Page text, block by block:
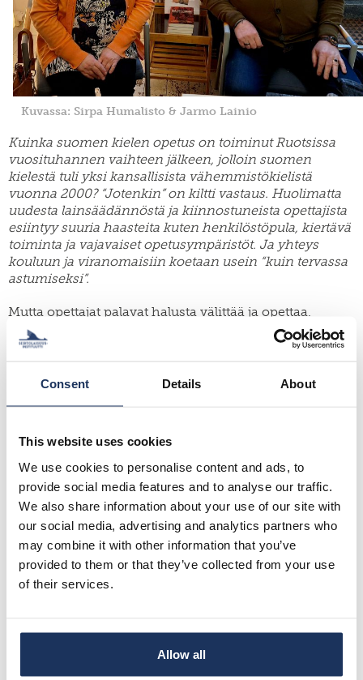
Consent Details About
This website uses cookies
We use cookies to personalise content and ads, to
provide social media features and to analyse our traffic.
We also share information about your use of our site with
our social media, advertising and analytics partners who
may combine it with other information that you’ve
provided to them or that they’ve collected from your use
of their services.
Allow all
Kuvassa: Sirpa Humalisto & Jarmo Lainio
Kuinka suomen kielen opetus on toiminut Ruotsissa
vuosituhannen vaihteen jälkeen, jolloin suomen
kielestä tuli yksi kansallisista vähemmistökielistä
vuonna 2000? “Jotenkin” on kiltti vastaus. Huolimatta
uudesta lainsäädännöstä ja kiinnostuneista opettajista
esiintyy suuria haasteita kuten henkilöstöpula, kiertävä
toiminta ja vajavaiset opetusympäristöt. Ja yhteys
kouluun ja viranomaisiin koetaan usein “kuin tervassa
astumiseksi”.
Mutta opettajat palavat halusta välittää ja opettaa.
Kirjassa
Två steg framåt, Vain yksi askel taaksepäin,
suomen ja meänkielen opettajat jakavat kokemuksiaan
ovat tehneet töitä eri opetuksen tasoilla lasten ja
Humalisto ja Jarmo Lainio.
Siirtolaisuusinstituutin järjestämässä kirjaillassa
toimittajat
Sirpa Humalisto Jarmo Lainio
tulevat
kertomaan ajatuksiaan kirjan takaa. Haastattelijana
toimii erikoistutkijaLinda Bäckman. Kirjailta
järjestetään Siirtolaisuusinstituutin kirjaston tiloissa ja
kielenä tilaisuudessa tulee olemaan suomi. Tilasuuteen
on vapaa pääsy, joten erillistä ilmoittautumista ei
Suomen kirjastosäätiö tukee Siirtolaisuusinstituutin